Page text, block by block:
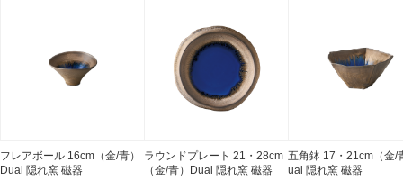
フレアボール 16cm（金/青）
Dual 隠れ窯 磁器
ラウンドプレート 21・28cm
（金/青）Dual 隠れ窯 磁器
五角鉢 17・21cm（金/
ual 隠れ窯 磁器